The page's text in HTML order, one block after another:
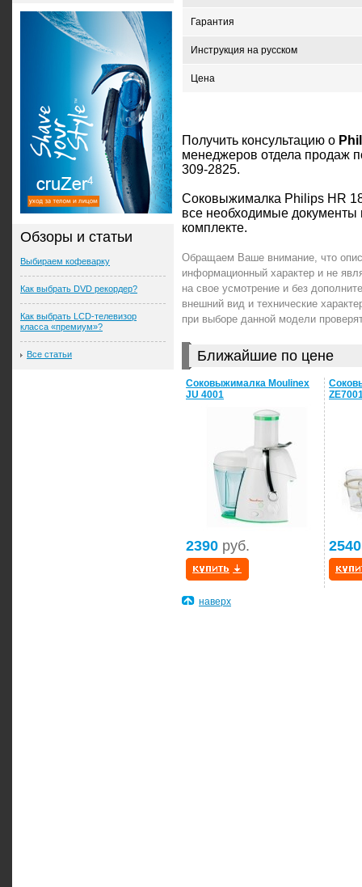
Гарантия
Инструкция на русском
Цена
Получить консультацию о
менеджеров отдела продаж
309-2825.
Соковыжималка Philips HR
все необходимые
комплекте.
Обращаем Ваше внимание, что
информационный характер и не
на свое усмотрение и без
внешний вид и технические
при выборе данной модели
Ближайшие по цене
Соковыжималка Moulinex
JU 4001
2390 руб. 2540
наверх
Обзоры и статьи
Выбираем кофеварку
Как выбрать DVD рекордер?
Как выбрать LCD-телевизор
класса «премиум»?
Все статьи